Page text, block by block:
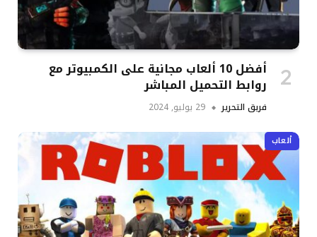
أفضل 10 ألعاب مجانية على الكمبيوتر مع
روابط التحميل المباشر
فريق التحرير 29 يوليو, 2024
ألعاب